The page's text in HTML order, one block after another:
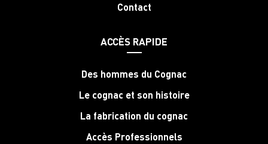
Contact
ACCÈS RAPIDE
Des hommes du Cognac
Le cognac et son histoire
La fabrication du cognac
Accès Professionnels